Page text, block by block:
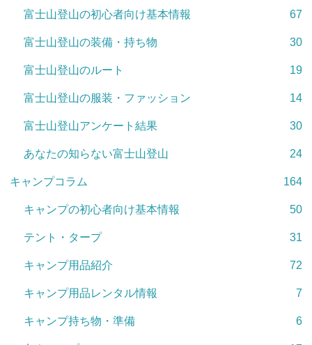
富士山登山の初心者向け基本情報 67
富士山登山の装備・持ち物 30
富士山登山のルート 19
富士山登山の服装・ファッション 14
富士山登山アンケート結果 30
あなたの知らない富士山登山 24
キャンプコラム 164
キャンプの初心者向け基本情報 50
テント・タープ 31
キャンプ用品紹介 72
キャンプ用品レンタル情報 7
キャンプ持ち物・準備 6